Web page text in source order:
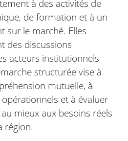
à des activités de
de formation et à un
sur le marché. Elles
des discussions
acteurs institutionnels
structurée vise à
mutuelle, à
et à évaluer
mieux aux besoins réels
région.